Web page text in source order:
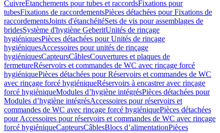
CuivreEtanchements pour tubes et raccordsFixations pour
tubesFixations de raccordementsPièces détachées pour Fixations de
raccordementsJoints d'étanchéitéSets de vis pour assemblages de
bridesSystème d'hygiène GeberitUnités de rinçage
hygiéniquesPièces détachées pour Unités de rinçage
hygiéniquesAccessoires pour unités de rinçage
hygiéniquesCapteursCâblesCouvertures et plaques de
fermetureRéservoirs et commandes de WC avec rinçage forcé
hygiéniquePièces détachées pour Réservoirs et commandes de WC
avec rinçage forcé hygiéniqueRéservoirs à encastrer avec rinçage
forcé hygiéniqueModules d’hygiène intégrésPièces détachées pour
Modules d’hygiène intégrésAccessoires pour réservoirs et
commandes de WC avec rinçage forcé hygiéniquePièces détachées
pour Accessoires pour réservoirs et commandes de WC avec rinçage
forcé hygiéniqueCapteursCâblesBlocs d’alimentationPièces